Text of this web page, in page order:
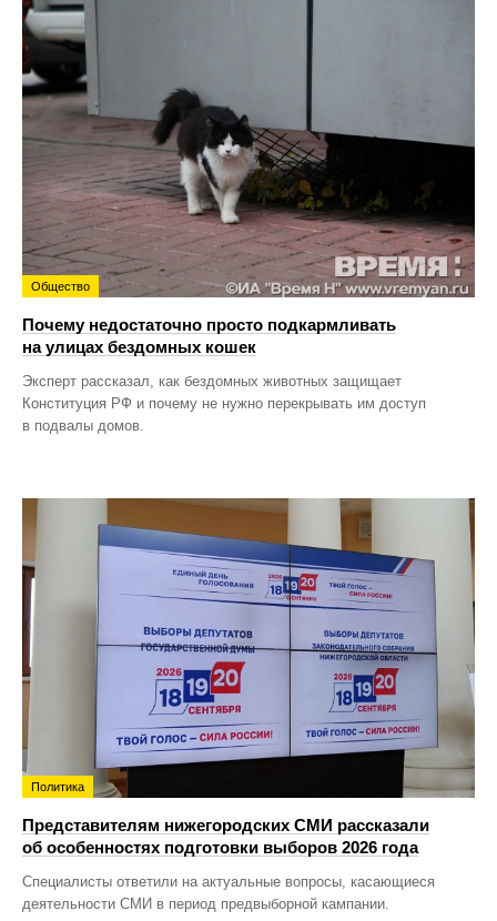
Общество
Почему недостаточно просто подкармливать
на улицах бездомных кошек
Эксперт рассказал, как бездомных животных защищает
Конституция РФ и почему не нужно перекрывать им доступ
в подвалы домов.
Политика
Представителям нижегородских СМИ рассказали
об особенностях подготовки выборов 2026 года
Специалисты ответили на актуальные вопросы, касающиеся
деятельности СМИ в период предвыборной кампании.